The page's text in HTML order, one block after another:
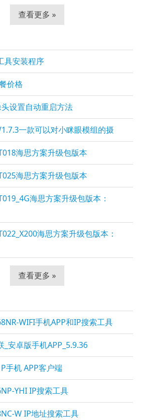
查看更多 »
具安装程序
价格
设置自动重启方法
一款可以对小眯眼模组的摄
海思方案升级包版本
海思方案升级包版本
海思方案升级包版本：
海思方案升级包版本：
查看更多 »
WIFI手机APP和IP搜索工具
安卓版手机APP_5.9.36
手机 APP客户端
YHI IP搜索工具
W IP地址搜索工具